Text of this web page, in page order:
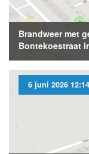
Brandweer met
Bontekoestraat
6 juni 2026